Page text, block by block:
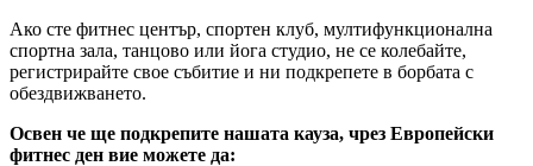
Ако сте фитнес център, спортен клуб, мултифункционална
спортна зала, танцово или йога студио, не се колебайте,
регистрирайте свое събитие и ни подкрепете в борбата с
обездвижването.
Освен че ще подкрепите нашата кауза, чрез Европейски
фитнес ден вие можете да: